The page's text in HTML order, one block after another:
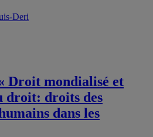
Deri
Droit mondialisé et
droit: droits des
dans les